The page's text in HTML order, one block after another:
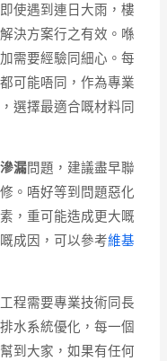
使遇到連日大雨，樓
決方案行之有效。喺
需要經驗同細心。每
可能唔同，作為專業
選擇最適合嘅材料同
漏問題，建議盡早聯
。唔好等到問題惡化
，重可能造成更大嘅
成因，可以參考維基
程需要專業技術同長
水系統優化，每一個
到大家，如果有任何